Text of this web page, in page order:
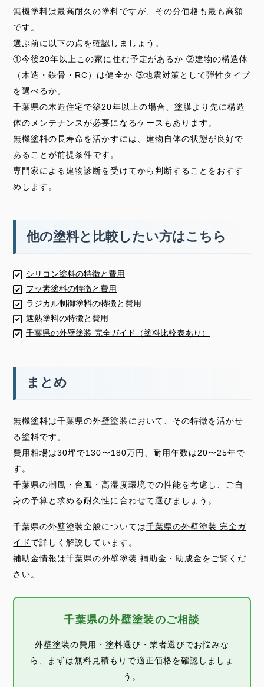
無機塗料は最高耐久の塗料ですが、その分価格も最も高額
です。
選ぶ前に以下の点を確認しましょう。
①今後20年以上この家に住む予定があるか ②建物の構造体
（木造・鉄骨・RC）は健全か ③地震対策として弾性タイプ
を選べるか。
千葉県の木造住宅で築20年以上の場合、塗膜より先に構造
体のメンテナンスが必要になるケースもあります。
無機塗料の長寿命を活かすには、建物自体の状態が良好で
あることが前提条件です。
専門家による建物診断を受けてから判断することをおすす
めします。
他の塗料と比較したい方はこちら
シリコン塗料の特徴と費用
フッ素塗料の特徴と費用
ラジカル制御塗料の特徴と費用
遮熱塗料の特徴と費用
千葉県の外壁塗装 完全ガイド（塗料比較表あり）
まとめ
無機塗料は千葉県の外壁塗装において、その特徴を活かせ
る塗料です。
費用相場は30坪で130〜180万円、耐用年数は20〜25年で
す。
千葉県の潮風・台風・高湿度環境での性能を考慮し、ご自
身の予算と求める耐久性に合わせて選びましょう。
千葉県の外壁塗装全般については千葉県の外壁塗装 完全ガ
イド で詳しく解説しています。
補助金情報は千葉県の外壁塗装 補助金・助成金をご覧くだ
さい。
千葉県の外壁塗装のご相談
外壁塗装の費用・塗料選び・業者選びでお悩みな
ら、まずは無料見積もりで適正価格を確認しましょ
う。